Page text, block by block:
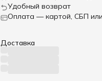
Удобный возврат
Оплата — картой, СБП
Доставка